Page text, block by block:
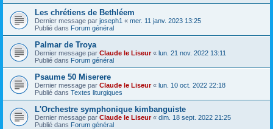
Les chrétiens de Bethléem
Dernier message par joseph1 « mer. 11 janv. 2023 13:25
Publié dans Forum général
Palmar de Troya
Dernier message par Claude le Liseur« lun. 21 nov. 2022 13:11
Publié dans Forum général
Psaume 50 Miserere
Dernier message par Claude le Liseur« lun. 10 oct. 2022 22:18
Publié dans Textes liturgiques
L'Orchestre symphonique kimbanguiste
Dernier message par Claude le Liseur« dim. 18 sept. 2022 21:25
Publié dans Forum général